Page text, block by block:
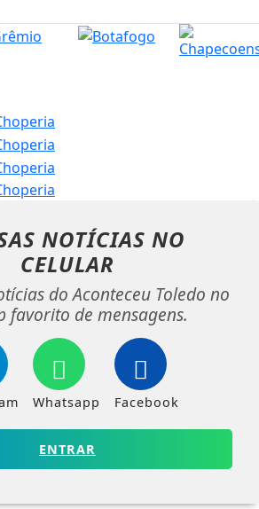
NOTÍCIAS NO
CELULAR
do Aconteceu Toledo no
favorito de mensagens.
Whatsapp Facebook
ENTRAR